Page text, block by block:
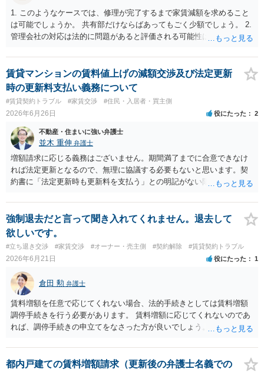
1. このようなケースでは、修理が完了するまで家賃減額を求めること
は可能でしょうか。 共有部だけならばあってもごく少額でしょう。 2.
管理会社の対応は法的に問題があると評価される可能性はあります
た方がよいでしょうか。 そうですね。 4. 今後、調停や弁護士への依
頼を見据える場合、どのような証拠を残しておくべきでしょうか。 水
漏れの写真、連絡と相手の対応についての記録です。
賃貸マンションの賃料値上げの減額交渉及び法定更新
時の更新料支払い義務について
#賃貸契約トラブル #家賃交渉 #住民・入居者・買主側
2026年6月26日 役にたった 2
不動産・住まいに強い弁護士
並木 重伸 弁護士
増額請求に応じる義務はございません。期間満了までに合意できなけ
れば法定更新となるので、無理に協議する必要もないと思います。契
約書に「法定更新時も更新料を支払う」との明記がない限り、更新料
となるため、今後の更新手続き自体が不要になります。 リスクとし
て、大家側から賃料増額の調停や訴訟を起こされる可能性はゼロでは
ありません（賃料が周辺相場より著しく低い場合は増額が認められる
こともあります）。また、修繕等が必要となった場合に十分な対応を
してもらえなくなるなど、事実上の不利益が生じる恐れもあります。
強制退去だと言って聞き入れてくれません。退去して
欲しいです。
#立ち退き交渉 #家賃交渉 #オーナー・売主側 #契約解除 #賃貸契約トラブル
2026年6月21日 役にたった 1
倉田 勲 弁護士
賃料増額を任意で応じてくれない場合、法的手続きとしては賃料増額
調停手続きを行う必要があります。 賃料増額に応じてくれないのであ
れば、調停手続きの申立てをなさった方が良いでしょう。 手続きにつ
務所でご相談ください。
都内戸建ての賃料増額請求（更新後の弁護士名義での